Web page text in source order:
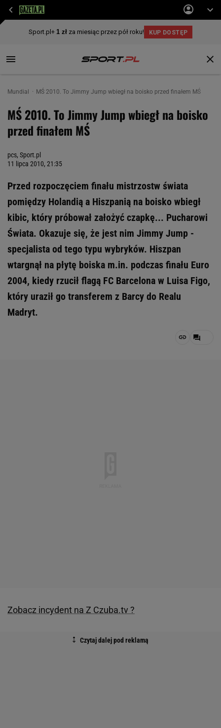
Mundial MŚ 2010. To Jimmy Jump wbiegł na boisko przed finałem MŚ
MŚ 2010. To Jimmy Jump wbiegł na boisko
przed finałem MŚ
pcs, Sport.pl
11 lipca 2010, 21:35
Przed rozpoczęciem finału mistrzostw świata
pomiędzy Holandią a Hiszpanią na boisko wbiegł
kibic, który próbował założyć czapkę... Pucharowi
Świata. Okazuje się, że jest nim Jimmy Jump -
specjalista od tego typu wybryków. Hiszpan
wtargnął na płytę boiska m.in. podczas finału Euro
2004, kiedy rzucił flagą FC Barcelona w Luisa Figo,
który uraził go transferem z Barcy do Realu
Madryt.
Zobacz incydent na Z Czuba.tv ?